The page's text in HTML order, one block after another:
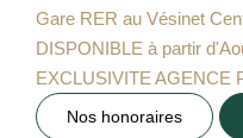
Gare RER au Vésinet
DISPONIBLE à partir
EXCLUSIVITE AGENCE
Nos honoraires